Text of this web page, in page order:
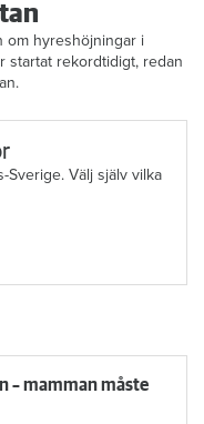
om hyreshöjningar i
startat rekordtidigt, redan
Välj själv vilka
– mamman måste